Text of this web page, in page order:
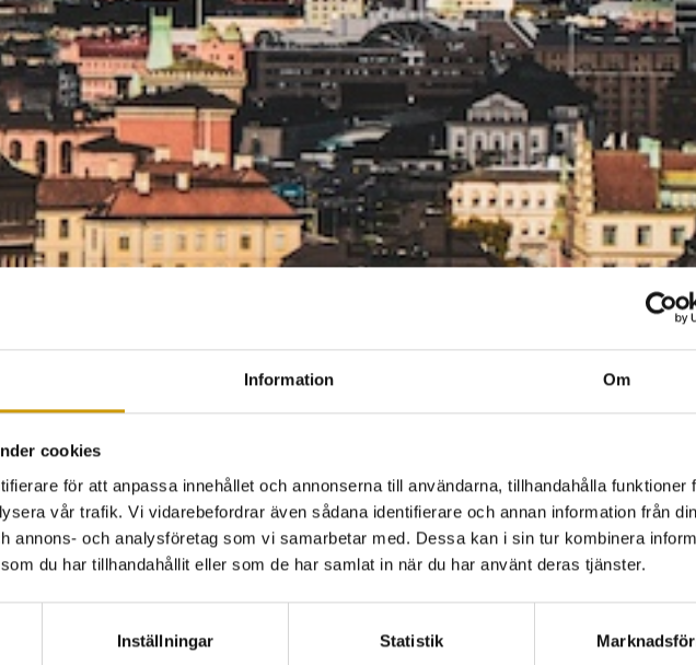
Information Om
cookies
för att anpassa innehållet och annonserna till användarna, tillhandahålla funktioner
vår trafik. Vi vidarebefordrar även sådana identifierare och annan information från
annons- och analysföretag som vi samarbetar med. Dessa kan i sin tur kombinera
du har tillhandahållit eller som de har samlat in när du har använt deras tjänster.
Inställningar Statistik